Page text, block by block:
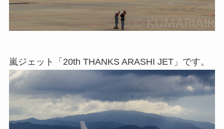
嵐ジェット「20th THANKS ARASHI JET」です。